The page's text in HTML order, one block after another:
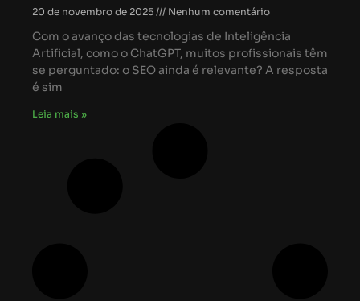
20 de novembro de 2025 Nenhum comentário
Com o avanço das tecnologias de Inteligência
Artificial, como o ChatGPT, muitos profissionais têm
se perguntado: o SEO ainda é relevante? A resposta
é sim
Leia mais »